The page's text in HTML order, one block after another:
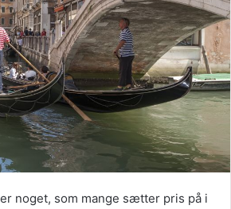
noget, som mange sætter pris på i